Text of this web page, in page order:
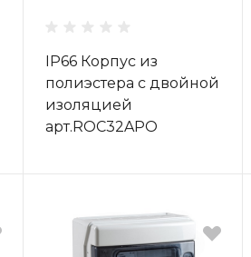
IP66 Корпус из
полиэстера с двойной
изоляцией
арт.ROC32APO